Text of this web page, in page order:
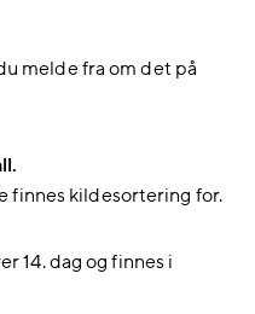
melde fra om det på
finnes kildesortering for.
14. dag og finnes i